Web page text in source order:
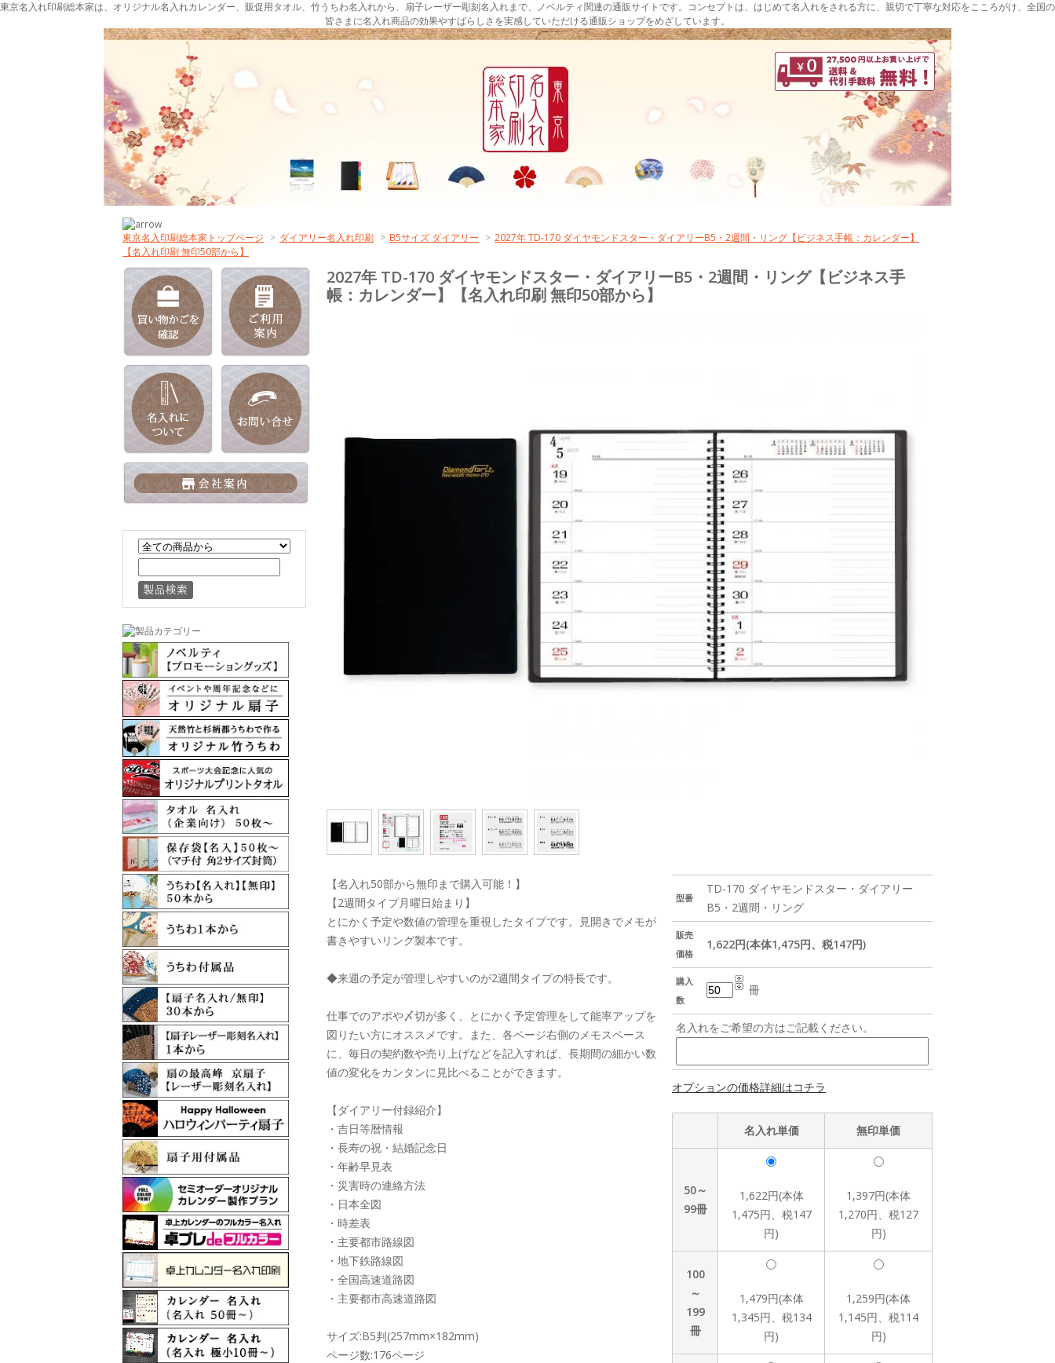
東京名入れ印刷総本家は、オリジナル名入れカレンダー、販促用タオル、竹うちわ名入れから、扇子レーザー彫刻名入れまで、ノベルティ関連の通販サイトです。コンセプトは、はじめて名入れをされる方に、親切で丁寧な対応をこころがけ、全国の
皆さまに名入れ商品の効果やすばらしさを実感していただける通販ショップをめざしています。
東京名入印刷総本家トップページ > ダイアリー名入れ印刷 > B5サイズ ダイアリー > 2027年 TD-170 ダイヤモンドスター・ダイアリーB5・2週間・リング【ビジネス手帳：カレンダー】
【名入れ印刷 無印50部から】
2027年 TD-170 ダイヤモンドスター・ダイアリーB5・2週間・リング【ビジネス手
帳：カレンダー】【名入れ印刷 無印50部から】
型番
TD-170 ダイヤモンドスター・ダイアリー
B5・2週間・リング
販売
価格
1,622円(本体1,475円、税147円)
購入
数
冊
名入れをご希望の方はご記載ください。
オプションの価格詳細はコチラ
名入れ単価 無印単価
50～
99冊
1,622円(本体
1,475円、税147
円)
1,397円(本体
1,270円、税127
円)
100
～
199
冊
1,479円(本体
1,345円、税134
円)
1,259円(本体
1,145円、税114
円)
【名入れ50部から無印まで購入可能！】
【2週間タイプ月曜日始まり】
とにかく予定や数値の管理を重視したタイプです。見開きでメモが
書きやすいリング製本です。
◆来週の予定が管理しやすいのが2週間タイプの特長です。
仕事でのアポや〆切が多く、とにかく予定管理をして能率アップを
図りたい方にオススメです。また、各ページ右側のメモスペース
に、毎日の契約数や売り上げなどを記入すれば、長期間の細かい数
値の変化をカンタンに見比べることができます。
【ダイアリー付録紹介】
・吉日等暦情報
・長寿の祝・結婚記念日
・年齢早見表
・災害時の連絡方法
・日本全図
・時差表
・主要都市路線図
・地下鉄路線図
・全国高速道路図
・主要都市高速道路図
サイズ:B5判(257mm×182mm)
ページ数:176ページ